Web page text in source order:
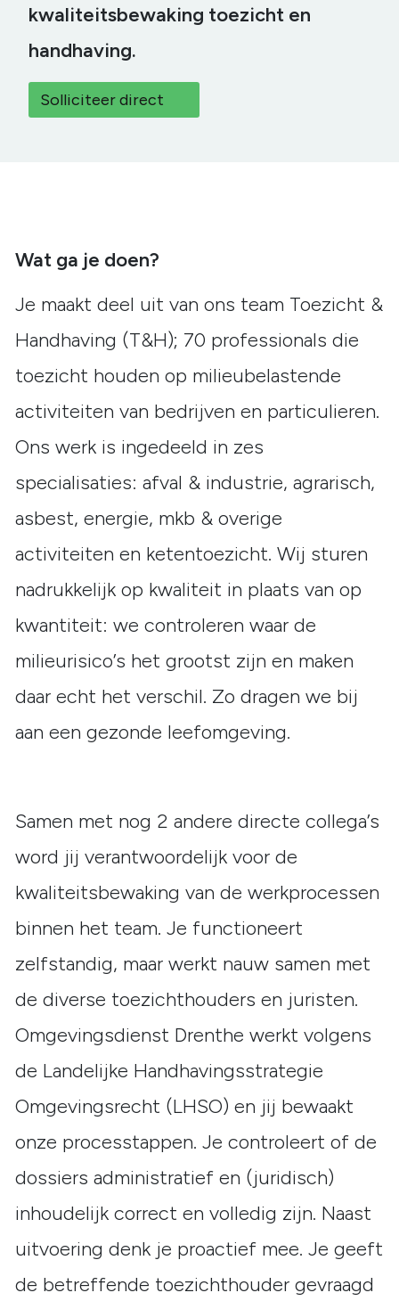
kwaliteitsbewaking toezicht en
handhaving.
Solliciteer direct
Wat ga je doen?
Je maakt deel uit van ons team Toezicht &
Handhaving (T&H); 70 professionals die
toezicht houden op milieubelastende
activiteiten van bedrijven en particulieren.
Ons werk is ingedeeld in zes
specialisaties: afval & industrie, agrarisch,
asbest, energie, mkb & overige
activiteiten en ketentoezicht. Wij sturen
nadrukkelijk op kwaliteit in plaats van op
kwantiteit: we controleren waar de
milieurisico’s het grootst zijn en maken
daar echt het verschil. Zo dragen we bij
aan een gezonde leefomgeving.
Samen met nog 2 andere directe collega’s
word jij verantwoordelijk voor de
kwaliteitsbewaking van de werkprocessen
binnen het team. Je functioneert
zelfstandig, maar werkt nauw samen met
de diverse toezichthouders en juristen.
Omgevingsdienst Drenthe werkt volgens
de Landelijke Handhavingsstrategie
Omgevingsrecht (LHSO) en jij bewaakt
onze processtappen. Je controleert of de
dossiers administratief en (juridisch)
inhoudelijk correct en volledig zijn. Naast
uitvoering denk je proactief mee. Je geeft
de betreffende toezichthouder gevraagd